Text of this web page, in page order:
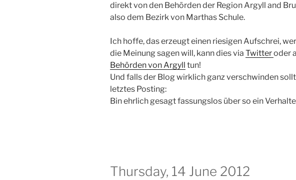
direkt von den Behörden der Region Argyll and
also dem Bezirk von Marthas Schule.
Ich hoffe, das erzeugt einen riesigen Aufschrei,
die Meinung sagen will, kann dies via Twitteroder
Behörden von Argyll tun!
Und falls der Blog wirklich ganz verschwinden
letztes Posting:
Bin ehrlich gesagt fassungslos über so ein
Thursday, 14 June 2012